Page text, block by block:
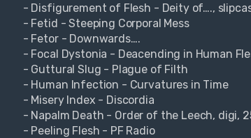
- Disfigurement of Flesh - Deity of….,
- Fetid - Steeping Corporal Mess
- Fetor - Downwards….
- Focal Dystonia - Deacending in Human
- Guttural Slug - Plague of Filth
- Human Infection - Curvatures in Time
- Misery Index - Discordia
- Napalm Death - Order of the Leech, digi,
- Peeling Flesh - PF Radio